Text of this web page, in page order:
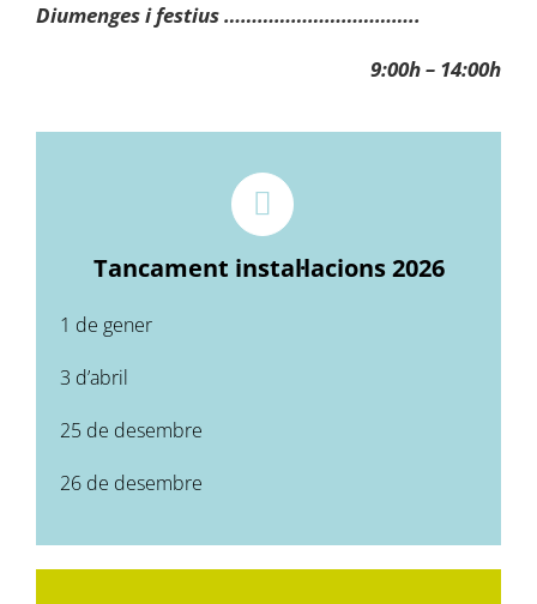
Diumenges i festius ……………………………..
9:00h – 14:00h
Tancament instal·lacions 2026
1 de gener
3 d’abril
25 de desembre
26 de desembre